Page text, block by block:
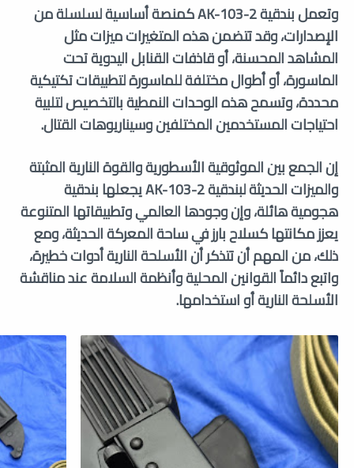
وتعمل بندقية AK-103-2 كمنصة أساسية لسلسلة من
الإصدارات، وقد تتضمن هذه المتغيرات ميزات مثل
المشاهد المحسنة، أو قاذفات القنابل اليدوية تحت
الماسورة، أو أطوال مختلفة للماسورة لتطبيقات تكتيكية
محددة، وتسمح هذه الوحدات النمطية بالتخصيص لتلبية
احتياجات المستخدمين المختلفين وسيناريوهات القتال.
إن الجمع بين الموثوقية الأسطورية والقوة النارية المثبتة
والميزات الحديثة لبندقية AK-103-2 يجعلها بندقية
هجومية هائلة، وإن وجودها العالمي وتطبيقاتها المتنوعة
يعزز مكانتها كسلاح بارز في ساحة المعركة الحديثة، ومع
ذلك، من المهم أن تتذكر أن الأسلحة النارية أدوات خطيرة،
واتبع دائماً القوانين المحلية وأنظمة السلامة عند مناقشة
الأسلحة النارية أو استخدامها.